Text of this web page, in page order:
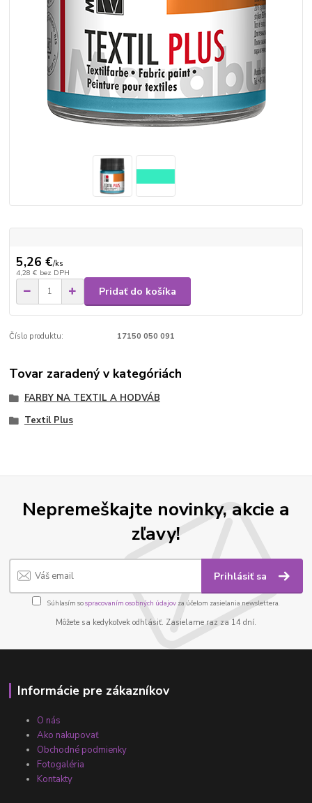
5,26 €/ks
4,28 € bez DPH
Pridať do košíka
Číslo produktu: 17150 050 091
Tovar zaradený v kategóriách
FARBY NA TEXTIL A HODVÁB
Textil Plus
Nepremeškajte novinky, akcie a
zľavy!
Prihlásiť sa
Súhlasím sospracovaním osobných údajov za účelom zasielania newslettera.
Môžete sa kedykoľvek odhlásiť. Zasielame raz za 14 dní.
Informácie pre zákazníkov
O nás
Ako nakupovať
Obchodné podmienky
Fotogaléria
Kontakty